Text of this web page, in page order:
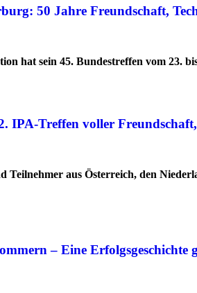
50 Jahre Freundschaft,
hat sein 45. Bundestreffen vom
IPA-Treffen voller
Teilnehmer aus Österreich, den
– Eine Erfolgsgeschichte